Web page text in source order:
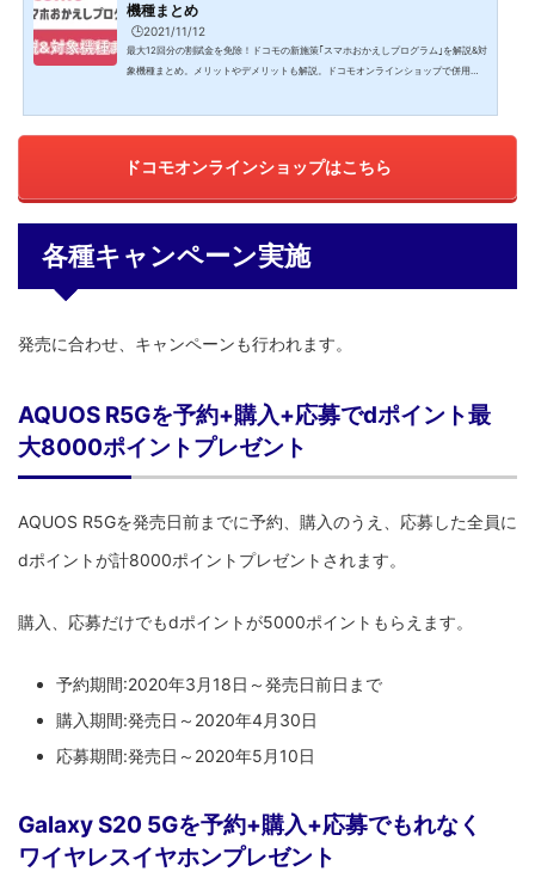
機種まとめ
🕒️2021/11/12
最大12回分の割賦金を免除！ドコモの新施策｢スマホおかえしプログラム｣を解説&対
象機種まとめ。メリットやデメリットも解説。ドコモオンラインショップで併用で
2万2000円割引！対象の5G端末を購入すると機種代金から...
ドコモオンラインショップはこちら
各種キャンペーン実施
発売に合わせ、キャンペーンも行われます。
AQUOS R5Gを予約+購入+応募でdポイント最
大8000ポイントプレゼント
AQUOS R5Gを発売日前までに予約、購入のうえ、応募した全員に
dポイントが計8000ポイントプレゼントされます。
購入、応募だけでもdポイントが5000ポイントもらえます。
予約期間:2020年3月18日～発売日前日まで
購入期間:発売日～2020年4月30日
応募期間:発売日～2020年5月10日
Galaxy S20 5Gを予約+購入+応募でもれなく
ワイヤレスイヤホンプレゼント